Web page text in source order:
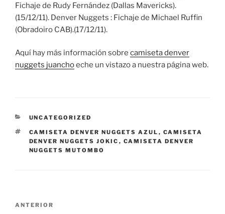
Fichaje de Rudy Fernández (Dallas Mavericks).
(15/12/11). Denver Nuggets : Fichaje de Michael Ruffin
(Obradoiro CAB).(17/12/11).
Aquí hay más información sobre camiseta denver
nuggets juanchoeche un vistazo a nuestra página web.
CATEGORÍAS
UNCATEGORIZED
ETIQUETAS
CAMISETA DENVER NUGGETS AZUL , CAMISETA
DENVER NUGGETS JOKIC , CAMISETA DENVER
NUGGETS MUTOMBO
Entrada
ANTERIOR